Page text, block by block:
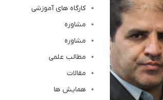
کارگاه های آموزشی
مشاوره
مشاوره
مطالب علمی
مقالات
همایش ها